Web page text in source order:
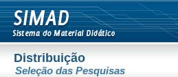
Distribuição
Seleção das Pesquisas